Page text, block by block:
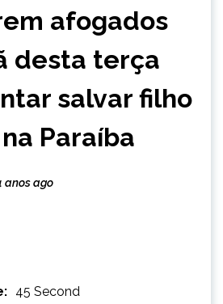
afogados
desta terça
salvar filho
Paraíba
anos ago
45 Second